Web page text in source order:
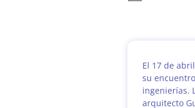
El 17 de
su
ingenierías.
arquitecto